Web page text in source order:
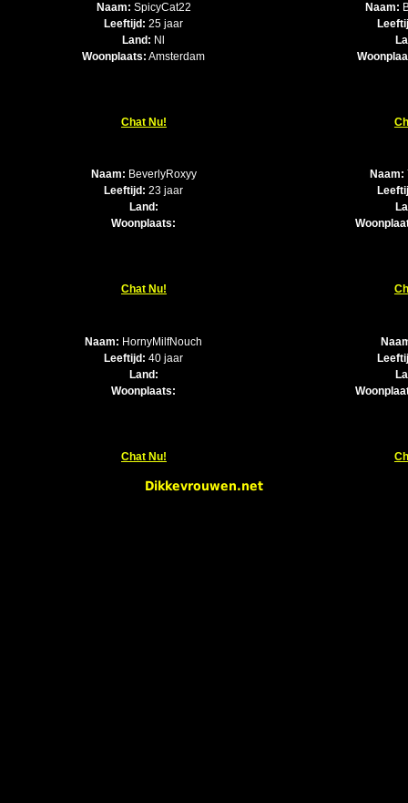
Naam: SpicyCat22
Leeftijd: 25 jaar
Land: Nl
Woonplaats: Amsterdam
Chat Nu!
Naam:
Naam: BeverlyRoxyy
Leeftijd: 23 jaar
Land:
Woonplaats:
Chat Nu!
Naam:
Naam: HornyMilfNouch
Leeftijd: 40 jaar
Land:
Woonplaats:
Chat Nu!
Dikkevrouwen.net